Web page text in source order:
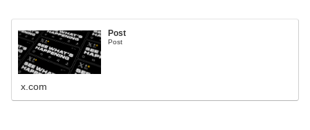
Post
Post
x.com